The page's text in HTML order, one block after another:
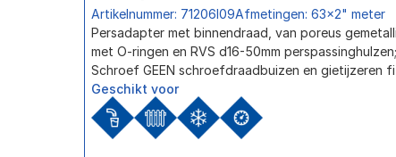
Artikelnummer: 71206I09Afmetingen: 63x2" meter
Persadapter met binnendraad, van poreus
met O-ringen en RVS d16-50mm
Schroef GEEN schroefdraadbuizen en gietijzeren
Geschikt voor